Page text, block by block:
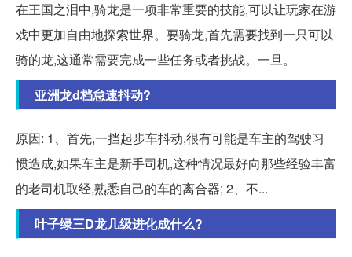
在王国之泪中,骑龙是一项非常重要的技能,可以让玩家在游
戏中更加自由地探索世界。要骑龙,首先需要找到一只可以
骑的龙,这通常需要完成一些任务或者挑战。一旦。
亚洲龙d档怠速抖动?
原因: 1、首先,一挡起步车抖动,很有可能是车主的驾驶习
惯造成,如果车主是新手司机,这种情况最好向那些经验丰富
的老司机取经,熟悉自己的车的离合器; 2、不...
叶子绿三D龙几级进化成什么?